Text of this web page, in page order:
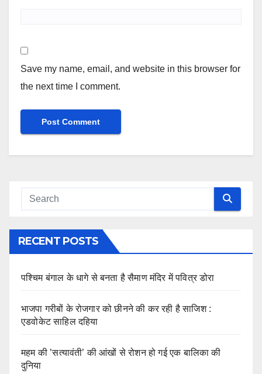
Save my name, email, and website in this browser for
the next time I comment.
RECENT POSTS
पश्चिम बंगाल के धागे से बनता है सैमाण मंदिर में पवित्र डोरा
भाजपा गरीबों के रोजगार को छीनने की कर रही है साजिश :
एडवोकेट साहिल दहिया
महम की ’सत्यावंती’ की आंखों से रोशन हो गई एक बालिका की
दुनिया